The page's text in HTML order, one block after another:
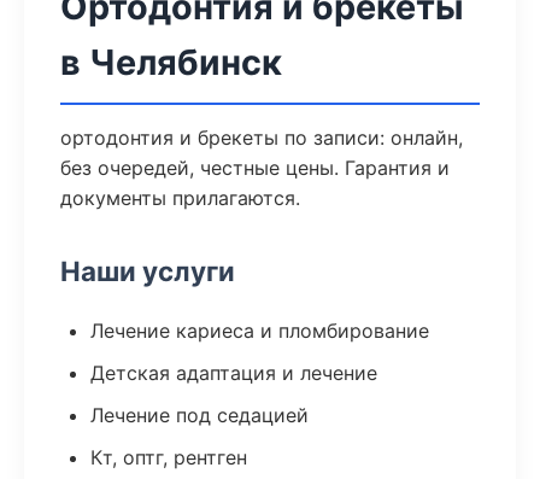
в Челябинск
ортодонтия и брекеты по записи: онлайн,
без очередей, честные цены. Гарантия и
документы прилагаются.
Наши услуги
Лечение кариеса и пломбирование
Детская адаптация и лечение
Лечение под седацией
Кт, оптг, рентген